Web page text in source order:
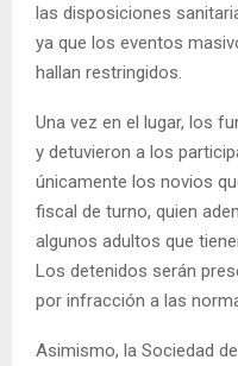
las disposiciones
ya que los eventos
hallan restringidos.
Una vez en el lugar, los
y detuvieron a los
únicamente los novios
fiscal de turno, quien
algunos adultos que
Los detenidos serán
por infracción a las
Asimismo, la Sociedad